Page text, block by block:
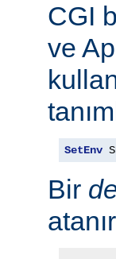
CGI
ve
SetEnv
Bir